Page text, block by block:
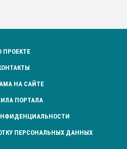
ПРОЕКТЕ
НА САЙТЕ
ПОРТАЛА
ПЕРСОНАЛЬНЫХ ДАННЫХ